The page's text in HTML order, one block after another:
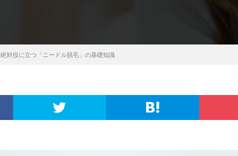
絶対役に立つ「ニードル脱毛」の基礎知識